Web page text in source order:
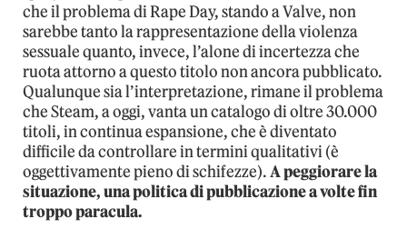
che il problema di Rape Day, stando a Valve, non
sarebbe tanto la rappresentazione della violenza
sessuale quanto, invece, l’alone di incertezza che
ruota attorno a questo titolo non ancora pubblicato.
Qualunque sia l’interpretazione, rimane il problema
che Steam, a oggi, vanta un catalogo di oltre 30.000
titoli, in continua espansione, che è diventato
difficile da controllare in termini qualitativi (è
oggettivamente pieno di schifezze).A peggiorare la
situazione, una politica di pubblicazione a volte fin
troppo paracula.